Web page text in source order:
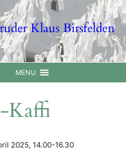
Klaus Birsfelden
MENU
Kaffi
2025, 14.00-16.30